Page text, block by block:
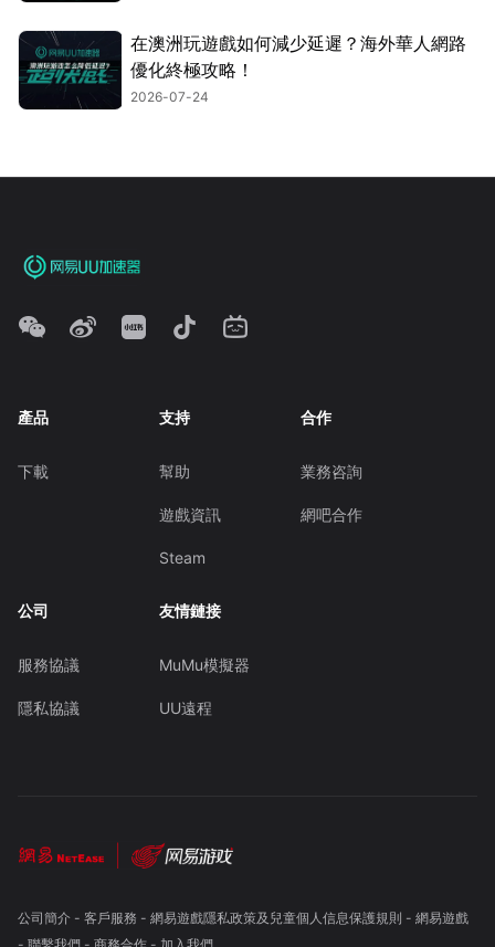
在澳洲玩遊戲如何減少延遲？海外華人網路
優化終極攻略！
2026-07-24
產品
下載
支持
幫助
遊戲資訊
Steam
合作
業務咨詢
網吧合作
公司
服務協議
隱私協議
友情鏈接
MuMu模擬器
UU遠程
公司簡介- 客戶服務 - 網易遊戲隱私政策及兒童個人信息保護規則 - 網易遊戲